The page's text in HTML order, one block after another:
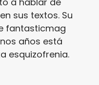
sus textos. Su
fantasticmag
años está
esquizofrenia.